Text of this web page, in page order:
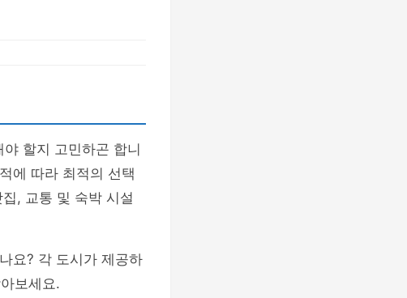
할지 고민하곤 합니
에 따라 최적의 선택
, 교통 및 숙박 시설
요? 각 도시가 제공하
보세요.